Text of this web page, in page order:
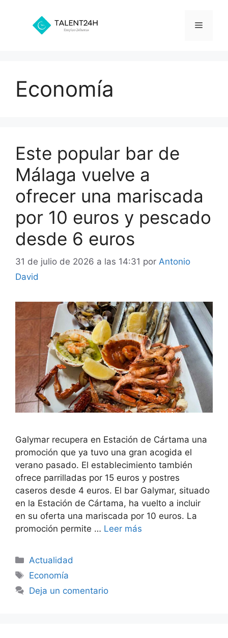
contenido
Menú
Economía
Este popular bar de
Málaga vuelve a
ofrecer una mariscada
por 10 euros y pescado
desde 6 euros
31 de julio de 2026 a las 14:31 por Antonio
David
Galymar recupera en Estación de Cártama una
promoción que ya tuvo una gran acogida el
verano pasado. El establecimiento también
ofrece parrilladas por 15 euros y postres
caseros desde 4 euros. El bar Galymar, situado
en la Estación de Cártama, ha vuelto a incluir
en su oferta una mariscada por 10 euros. La
promoción permite … Leer más
Categorías
Actualidad
Etiquetas
Economía
Deja un comentario